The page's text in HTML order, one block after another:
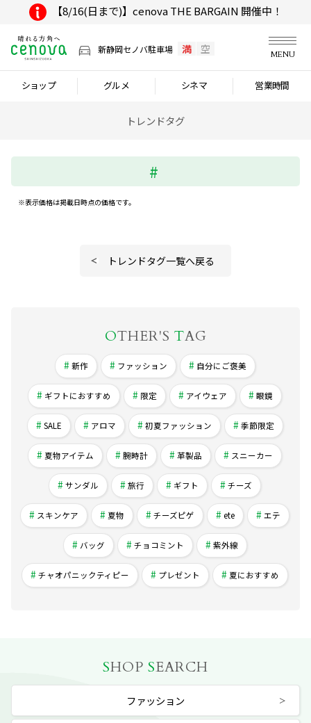
【8/16(日まで)】cenova THE BARGAIN 開催中！
新静岡セノバ駐車場 満 空 MENU
ショップ グルメ シネマ 営業時間
トレンドタグ
※表示価格は掲載日時点の価格です。
トレンドタグ一覧へ戻る
OTHER'S TAG
新作 ファッション 自分にご褒美
ギフトにおすすめ 限定 アイウェア 眼鏡
SALE アロマ 初夏ファッション 季節限定
夏物アイテム 腕時計 革製品 スニーカー
サンダル 旅行 ギフト チーズ
スキンケア 夏物 チーズピゲ ete エテ
バッグ チョコミント 紫外線
チャオパニックティピー プレゼント 夏におすすめ
SHOP SEARCH
ファッション